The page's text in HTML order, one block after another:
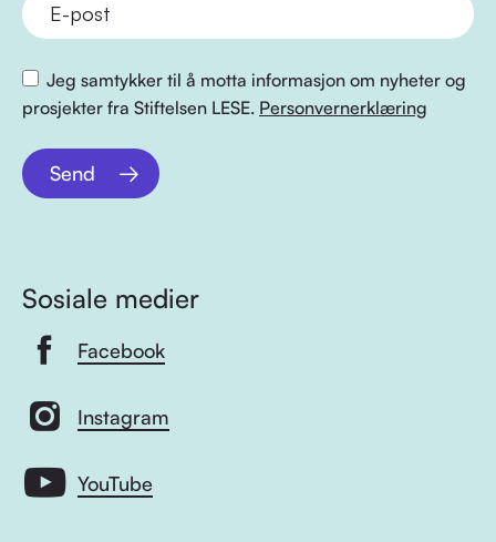
Jeg samtykker til å motta informasjon om nyheter og
prosjekter fra Stiftelsen LESE. Personvernerklæring
Send
Sosiale medier
Facebook
Instagram
YouTube